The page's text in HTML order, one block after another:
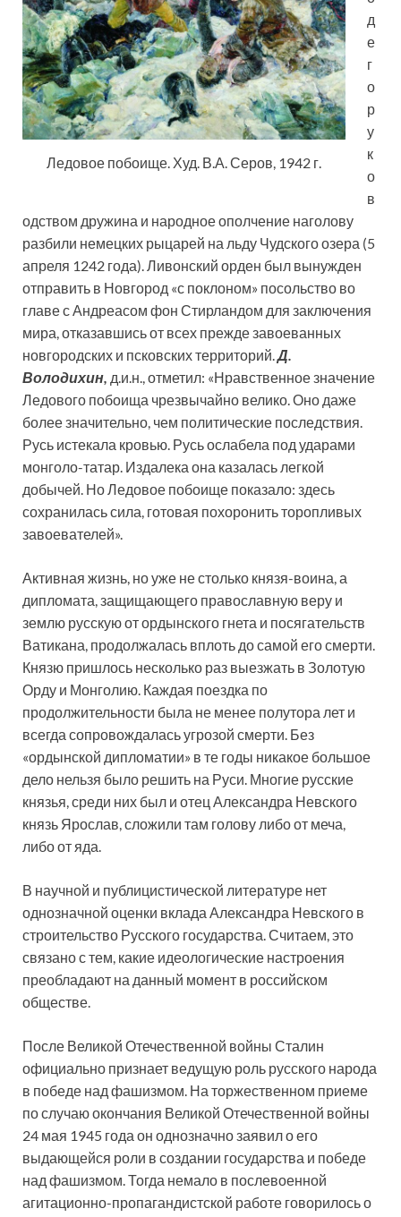
Ледовое побоище. Худ. В.А. Серов, 1942 г.
д
е
г
о
р
у
к
о
в
одством дружина и народное ополчение наголову
разбили немецких рыцарей на льду Чудского озера (5
апреля 1242 года). Ливонский орден был вынужден
отправить в Новгород «с поклоном» посольство во
главе с Андреасом фон Стирландом для заключения
мира, отказавшись от всех прежде завоеванных
новгородских и псковских территорий.Д.
Володихин, д.и.н., отметил: «Нравственное значение
Ледового побоища чрезвычайно велико. Оно даже
более значительно, чем политические последствия.
Русь истекала кровью. Русь ослабела под ударами
монголо-татар. Издалека она казалась легкой
добычей. Но Ледовое побоище показало: здесь
сохранилась сила, готовая похоронить торопливых
завоевателей».
Активная жизнь, но уже не столько князя-воина, а
дипломата, защищающего православную веру и
землю русскую от ордынского гнета и посягательств
Ватикана, продолжалась вплоть до самой его смерти.
Князю пришлось несколько раз выезжать в Золотую
Орду и Монголию. Каждая поездка по
продолжительности была не менее полутора лет и
всегда сопровождалась угрозой смерти. Без
«ордынской дипломатии» в те годы никакое большое
дело нельзя было решить на Руси. Многие русские
князья, среди них был и отец Александра Невского
князь Ярослав, сложили там голову либо от меча,
либо от яда.
В научной и публицистической литературе нет
однозначной оценки вклада Александра Невского в
строительство Русского государства. Считаем, это
связано с тем, какие идеологические настроения
преобладают на данный момент в российском
обществе.
После Великой Отечественной войны Сталин
официально признает ведущую роль русского народа
в победе над фашизмом. На торжественном приеме
по случаю окончания Великой Отечественной войны
24 мая 1945 года он однозначно заявил о его
выдающейся роли в создании государства и победе
над фашизмом. Тогда немало в послевоенной
агитационно-пропагандистской работе говорилось о